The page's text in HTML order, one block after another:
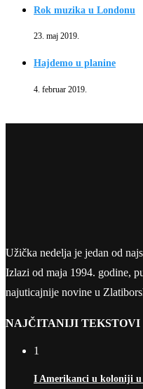
Rok muzika u Londonu
23. maj 2019.
Hajdemo u planine
4. februar 2019.
Užička nedelja je jedan od
Izlazi od maja 1994. godine,
najuticajnije novine u
NAJČITANIJI TEKSTOVI
1
I Amerikanci u koloniji